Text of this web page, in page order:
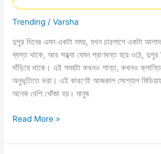
অনুভূতির
প্রকাশ
Trending /Varsha
দুপুর দিনের এমন একটা সময়, যখন চারপাশে একটা
ব্যস্ত থাকে, আর সন্ধ্যা যেমন প্রাণবন্ত হয়ে ওঠে, দুপুর
দাঁড়িয়ে থাকে। এই সময়টা কখনও শান্ত, কখনও
অনুভূতিতে ভরা। এই কারণেই আজকাল সোশ্যাল
অনেক বেশি খোঁজা হয়। মানুষ
Dupur
Caption:
Read More »